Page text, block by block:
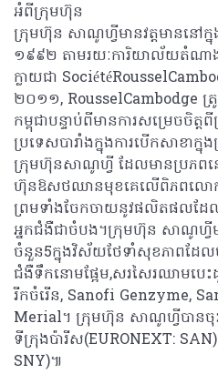
អំពីក្រុមហ៊ុន
ក្រុមហ៊ុន សាណូហ្វីមានវត្តមាននៅក្នុ
១៩៩២ តាមរយៈការិយាល័យតំណា
ក្លាយជា
២០១១, RousselCambodge ត្
កម្ពុជាបន្ទាប់ពីមានការសម្រេចចិត្
ប្រទេសបារាំងក្នុងការបើកសាខាក្នុ
ក្រុមហ៊ុនសាណូហ្វី ដែលមានប្រភពន
ហ៊ុនឱសថឈានមុខគេលើពិភពលោក
ព្រមទាំងចែកចាយនូវផលិតផលដែ
អ្នកជំងឺជាចំបង។ក្រុមហ៊ុន សាណូហ្
ចំនួន5ក្នុងវិស័យថែទាំសុខភាពដែ
ជំងឺទឹកនោមផ្អែម,សរសៃរឈាមបេ
រីកចំរើន, Sanofi Genzyme,
Merial។ ក្រុមហ៊ុន សាណូហ្វីបានចុ
ទីក្រុងប៉ារីស(EURONEXT:
SNY)៕